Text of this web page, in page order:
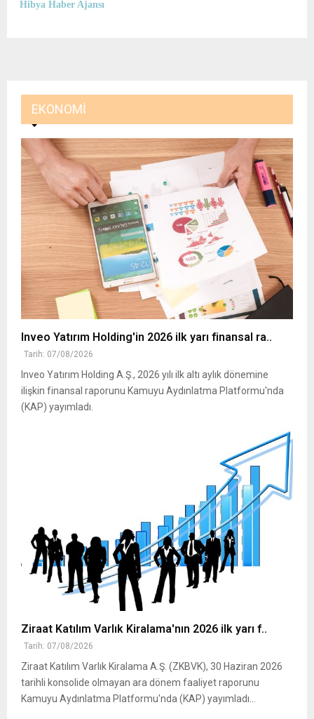
Hibya Haber Ajansı
EKONOMI
Inveo Yatırım Holding'in 2026 ilk yarı finansal ra..
Tarih: 07/08/2026
Inveo Yatırım Holding A.Ş., 2026 yılı ilk altı aylık dönemine
ilişkin finansal raporunu Kamuyu Aydınlatma Platformu'nda
(KAP) yayımladı.
Ziraat Katılım Varlık Kiralama'nın 2026 ilk yarı f..
Tarih: 07/08/2026
Ziraat Katılım Varlık Kiralama A.Ş. (ZKBVK), 30 Haziran 2026
tarihli konsolide olmayan ara dönem faaliyet raporunu
Kamuyu Aydınlatma Platformu'nda (KAP) yayımladı...